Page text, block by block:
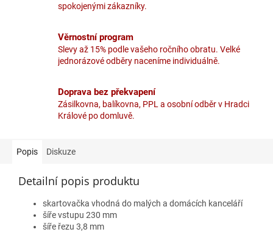
spokojenými zákazníky.
Věrnostní program
Slevy až 15% podle vašeho ročního obratu. Velké
jednorázové odběry naceníme individuálně.
Doprava bez překvapení
Zásilkovna, balíkovna, PPL a osobní odběr v Hradci
Králové po domluvě.
Popis Diskuze
Detailní popis produktu
skartovačka vhodná do malých a domácích kanceláří
šíře vstupu 230 mm
šíře řezu 3,8 mm